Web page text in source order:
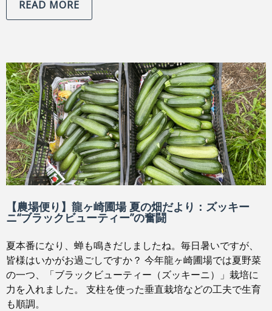
READ MORE
【農場便り】龍ヶ崎圃場 夏の畑だより：ズッキー
ニ“ブラックビューティー”の奮闘
夏本番になり、蝉も鳴きだしましたね。毎日暑いですが、
皆様はいかがお過ごしですか？ 今年龍ヶ崎圃場では夏野菜
の一つ、「ブラックビューティー（ズッキーニ）」栽培に
力を入れました。 支柱を使った垂直栽培などの工夫で生育
も順調。